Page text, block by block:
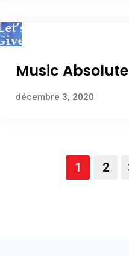
Music Absolute
décembre 3, 2020
1 2